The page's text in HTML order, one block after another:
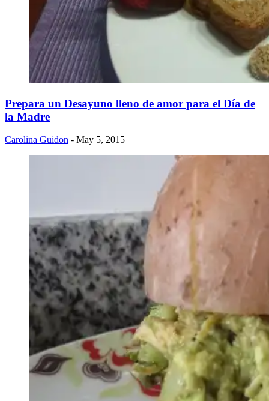
Prepara un Desayuno lleno de amor para el Día de
la Madre
Carolina Guidon - May 5, 2015